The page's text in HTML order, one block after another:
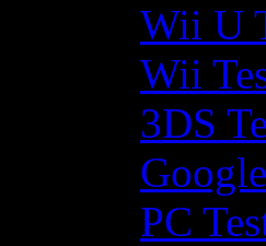
Wii U
Wii
3DS
PC